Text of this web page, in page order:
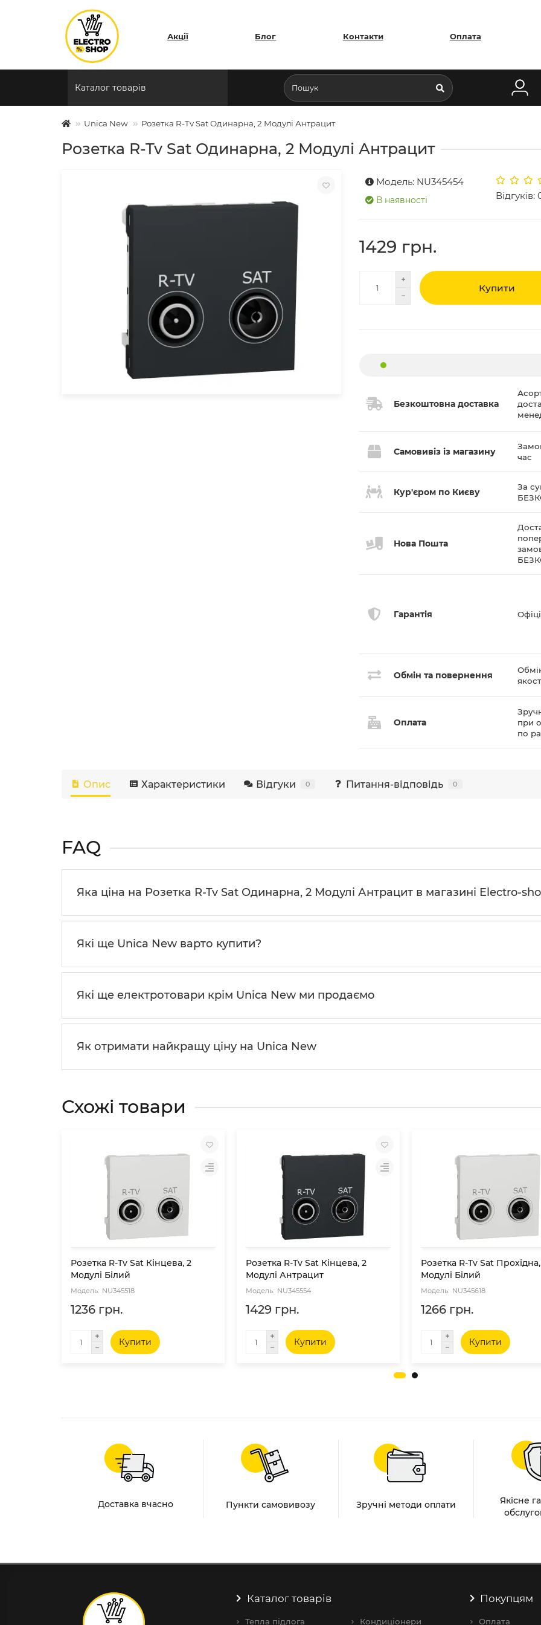
Акції Блог Контакти Оплата
Каталог товарів
Unica New Розетка R-Tv Sat Одинарна, 2 Модулі Антрацит
Розетка R-Tv Sat Одинарна, 2 Модулі Антрацит
Модель: NU345454
В наявності Відгуків:
1429 грн.
Купити
Безкоштовна доставка
Самовивіз із магазину
час
Кур'єром по Києву
За
Нова Пошта
Гарантія
Обмін та повернення
Оплата
при
по
Опис Характеристики Відгуки 0 Питання-відповідь 0
FAQ
Яка ціна на Розетка R-Tv Sat Одинарна, 2 Модулі Антрацит в магазині Electro-
Які ще Unica New варто купити?
Які ще електротовари крім Unica New ми продаємо
Як отримати найкращу ціну на Unica New
Схожі товари
Розетка R-Tv Sat Кінцева, 2
Модулі Білий
NU345518
1236 грн.
Купити
Розетка R-Tv Sat Кінцева, 2
Модулі Антрацит
NU345554
1429 грн.
Купити
Розетка R-Tv Sat
Модулі Білий
NU345618
1266 грн.
Купити
Доставка вчасно Пункти самовивозу Зручні методи оплати
Якісне
Каталог товарів
Тепла підлога Кондиціонери
Покупцям
Оплата